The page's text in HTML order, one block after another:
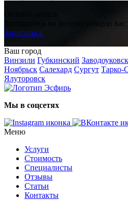
Запишитесь на интересующую вас
Записаться
Ваш город
Винзили Губкинский Заводоуковск
Ноябрьск Салехард Сургут Тарко-
Ялуторовск
Мы в соцсетях
Меню
Услуги
Стоимость
Специалисты
Отзывы
Статьи
Контакты